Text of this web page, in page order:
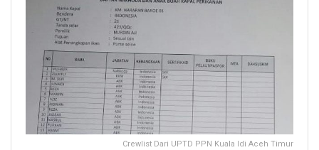
Crewlist Dari UPTD PPN Kuala Idi Aceh Timur